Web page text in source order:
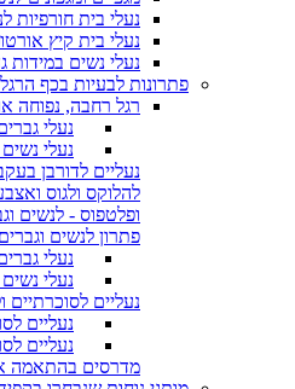
נעלי בית חורפיות
נעלי בית קיץ
נעלי נשים במידות
פתרונות לבעיות בכף הרגל
רגל רחבה, נפוחה
נעלי
נעלי
נעליים לדורבן
להלוקס ולגוס
ופלטפוס - לנשים
פתרון לנשים וגברים
נעלי
נעלי
נעליים לסוכרתיים
נעליים
נעליים
מדרסים בהתאמה